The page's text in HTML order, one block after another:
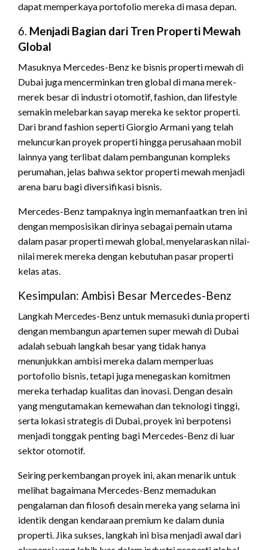
dapat memperkaya portofolio mereka di masa depan.
6. Menjadi Bagian dari Tren Properti Mewah
Global
Masuknya Mercedes-Benz ke bisnis properti mewah di
Dubai juga mencerminkan tren global di mana merek-
merek besar di industri otomotif, fashion, dan lifestyle
semakin melebarkan sayap mereka ke sektor properti.
Dari brand fashion seperti Giorgio Armani yang telah
meluncurkan proyek properti hingga perusahaan mobil
lainnya yang terlibat dalam pembangunan kompleks
perumahan, jelas bahwa sektor properti mewah menjadi
arena baru bagi diversifikasi bisnis.
Mercedes-Benz tampaknya ingin memanfaatkan tren ini
dengan memposisikan dirinya sebagai pemain utama
dalam pasar properti mewah global, menyelaraskan nilai-
nilai merek mereka dengan kebutuhan pasar properti
kelas atas.
Kesimpulan: Ambisi Besar Mercedes-Benz
Langkah Mercedes-Benz untuk memasuki dunia properti
dengan membangun apartemen super mewah di Dubai
adalah sebuah langkah besar yang tidak hanya
menunjukkan ambisi mereka dalam memperluas
portofolio bisnis, tetapi juga menegaskan komitmen
mereka terhadap kualitas dan inovasi. Dengan desain
yang mengutamakan kemewahan dan teknologi tinggi,
serta lokasi strategis di Dubai, proyek ini berpotensi
menjadi tonggak penting bagi Mercedes-Benz di luar
sektor otomotif.
Seiring perkembangan proyek ini, akan menarik untuk
melihat bagaimana Mercedes-Benz memadukan
pengalaman dan filosofi desain mereka yang selama ini
identik dengan kendaraan premium ke dalam dunia
properti. Jika sukses, langkah ini bisa menjadi awal dari